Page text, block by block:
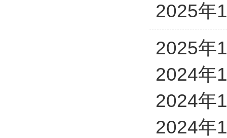
2025年
2025年
2024年
2024年
2024年